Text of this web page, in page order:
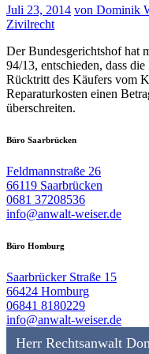
Juli 23, 2014 von Dominik
Zivilrecht
Der Bundesgerichtshof hat
94/13, entschieden, dass
Rücktritt des Käufers vom
Reparaturkosten einen
überschreiten.
Büro Saarbrücken
Feldmannstraße 26
66119 Saarbrücken
0681 37208536
info@anwalt-weiser.de
Büro Homburg
Saarbrücker Straße 15
66424 Homburg
06841 8180229
info@anwalt-weiser.de
Herr Rechtsanwalt